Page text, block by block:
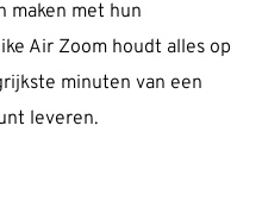
maken met hun
Air Zoom houdt alles op
minuten van een
leveren.